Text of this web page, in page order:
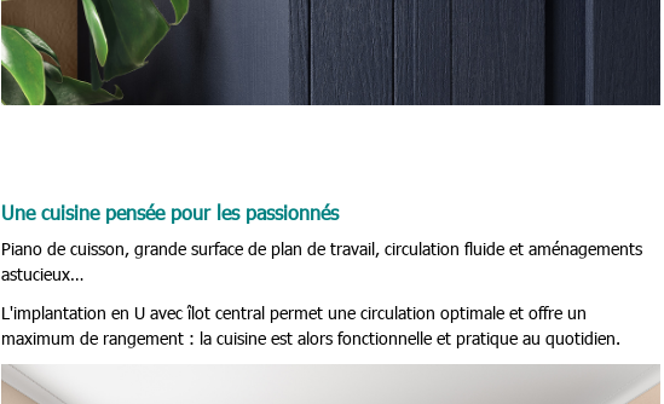
Une cuisine pensée pour les passionnés
Piano de cuisson, grande surface de plan de travail, circulation fluide et aménagements
astucieux…
L'implantation en U avec îlot central permet une circulation optimale et offre un
maximum de rangement : la cuisine est alors fonctionnelle et pratique au quotidien.